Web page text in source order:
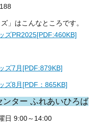
」はこんなところです。
ズPR2025[PDF:460KB]
ズ7月[PDF:879KB]
ズ8月[PDF：865KB]
ンター ふれあいひろば
日 9:00～14:00